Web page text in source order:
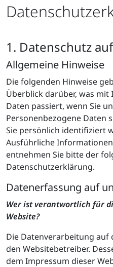
1. Datenschutz
Allgemeine Hinweise
Die folgenden Hinweise
Überblick darüber, was
Daten passiert, wenn Sie
Personenbezogene Daten
Sie persönlich identifiziert
Ausführliche
entnehmen Sie bitte der
Datenschutzerklärung.
Datenerfassung auf
Wer ist verantwortlich für
Website?
Die Datenverarbeitung
den Websitebetreiber.
dem Impressum dieser